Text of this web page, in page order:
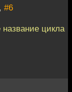
#6
цикла